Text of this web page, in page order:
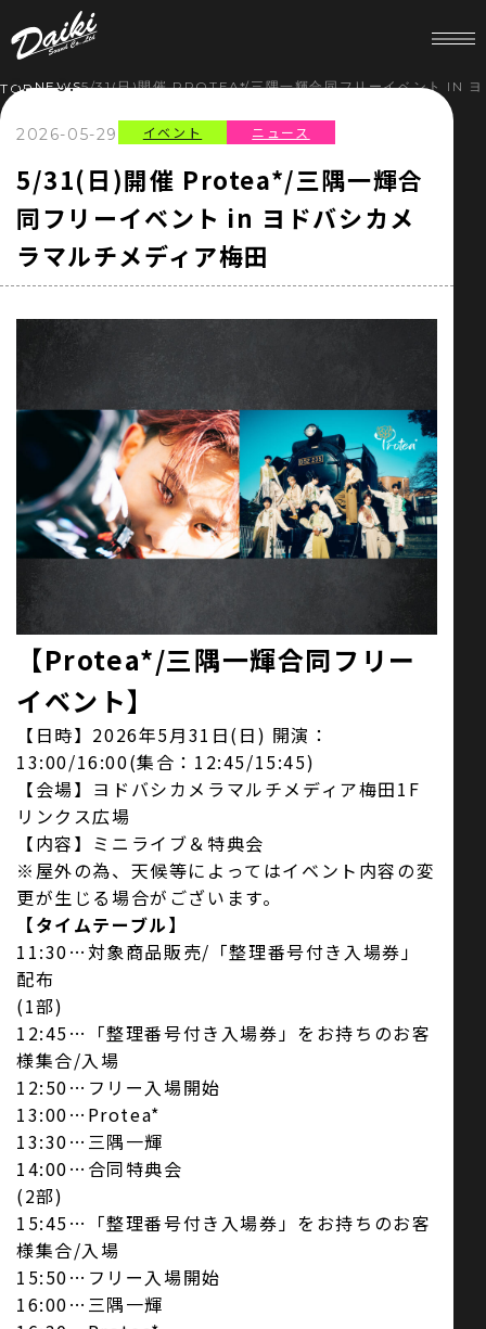
お問い合わせ
NEWS
COMPANY
RECRUIT
STORE
TOPNEWS5/31(日)開催 PROTEA*/三隅一輝合同フリーイベント IN ヨ
2026-05-29 イベント ニュース
5/31(日)開催 Protea*/三隅一輝合
同フリーイベント in ヨドバシカメ
ラマルチメディア梅田
【Protea*/三隅一輝合同フリー
イベント】
【日時】2026年5月31日(日) 開演：
13:00/16:00(集合：12:45/15:45)
【会場】ヨドバシカメラマルチメディア梅田1F
リンクス広場
【内容】ミニライブ＆特典会
※屋外の為、天候等によってはイベント内容の変
更が生じる場合がございます。
【タイムテーブル】
11:30…対象商品販売/「整理番号付き入場券」
配布
(1部)
12:45…「整理番号付き入場券」をお持ちのお客
様集合/入場
12:50…フリー入場開始
13:00…Protea*
13:30…三隅一輝
14:00…合同特典会
(2部)
15:45…「整理番号付き入場券」をお持ちのお客
様集合/入場
15:50…フリー入場開始
16:00…三隅一輝